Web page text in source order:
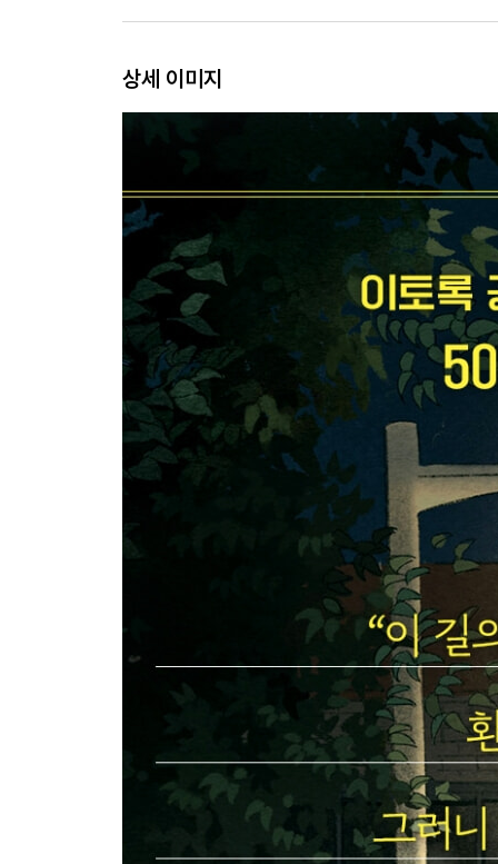
_내 인생에서 가장 후회되는 일
_너 진짜 이러고 있을 때가 아니다
Beyond Story 답은 내 안에 있다
04 공부는 나를 영혼이 강한 사람으로 단련시킨다
_내 인생살이에 필요한 덕목을 익히는 기간
_모든 과목에는 다 배울 만한 이유가 있다
_나는 강하고 단단한 사람이다
_마음을 다지기 좋은 날
Beyond Story 영혼이 강한 사람들의 10가지 특징
05 고생 좀 하기로 마음먹는 순간, 모든 것이 달라
_도깨비방망이나 요술램프는 현실에 없다
_잘하기 전까지는 좀처럼 재미가 없는 법이다
_넘기 힘든 산과 넘지 못할 산은 다르다
Beyond Story 망매지갈(望梅止渴) 이야기
마음을 키우는 순간, 공부는 재미있어진다
06 다른 사람 말고, 자신의 과거와 경쟁하라
_라이벌은 공부할 마음을 빨아먹는 뱀파이어다
_60초 안에 불행해지는 방법
_나를 이기는 순간, 모두를 이긴다
_마음속에 모티베이터를 품어라
상세 이미지